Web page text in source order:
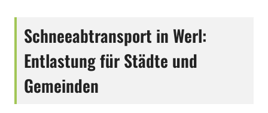
Schneeabtransport in Werl:
Entlastung für Städte und
Gemeinden